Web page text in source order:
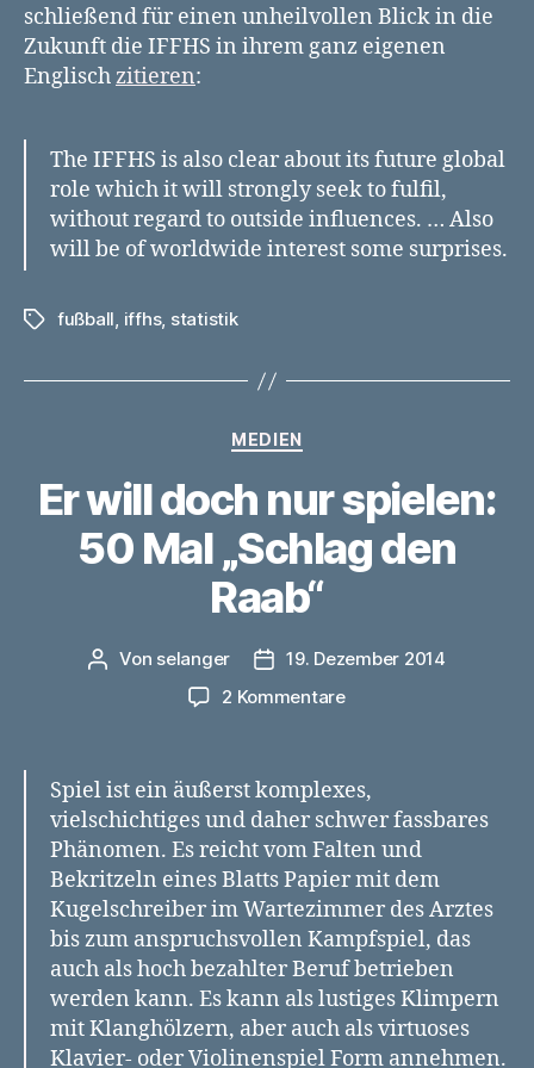
schließend für einen unheilvollen Blick in die
Zukunft die IFFHS in ihrem ganz eigenen
Englischzitieren:
The IFFHS is also clear about its future global
role which it will strongly seek to fulfil,
without regard to outside influences. … Also
will be of worldwide interest some surprises.
Schlagwörter
fußball, iffhs, statistik
Kategorien
MEDIEN
Er will doch nur spielen:
50 Mal „Schlag den
Raab“
Beitragsautor
Von selanger Veröffentlichungsdatum
19. Dezember 2014
2 Kommentarezu
nur
spielen:
50
Mal
„Schlag
den
Raab“
Spiel ist ein äußerst komplexes,
vielschichtiges und daher schwer fassbares
Phänomen. Es reicht vom Falten und
Bekritzeln eines Blatts Papier mit dem
Kugelschreiber im Wartezimmer des Arztes
bis zum anspruchsvollen Kampfspiel, das
auch als hoch bezahlter Beruf betrieben
werden kann. Es kann als lustiges Klimpern
mit Klanghölzern, aber auch als virtuoses
Klavier- oder Violinenspiel Form annehmen.